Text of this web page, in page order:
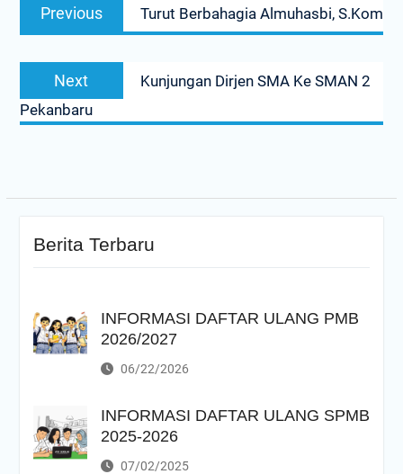
posPrevious
post:
Turut Berbahagia Almuhasbi, S.Kom
Next
post:
Kunjungan Dirjen SMA Ke SMAN 2
Pekanbaru
Berita Terbaru
INFORMASI DAFTAR ULANG PMB
2026/2027
06/22/2026
INFORMASI DAFTAR ULANG SPMB
2025-2026
07/02/2025